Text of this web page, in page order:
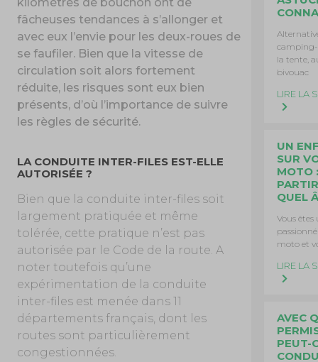
fâcheuses tendances à s’allonger et
avec eux l’envie pour les deux-roues de
se faufiler. Bien que la vitesse de
circulation soit alors fortement
réduite, les risques sont eux bien
présents, d’où l’importance de suivre
les règles de sécurité.
LA CONDUITE INTER-FILES EST-ELLE
AUTORISÉE ?
Bien que la conduite inter-files soit
largement pratiquée et même
tolérée, cette pratique n’est pas
autorisée par le Code de la route. A
noter toutefois qu’une
expérimentation de la conduite
inter-files est menée dans 11
départements français, dont les
routes sont particulièrement
congestionnées.
camping-
la tente,
bivouac
LIRE LA
UN
SUR
MOTO
QUEL
Vous êtes
moto et
LIRE LA
AVEC
PEUT-